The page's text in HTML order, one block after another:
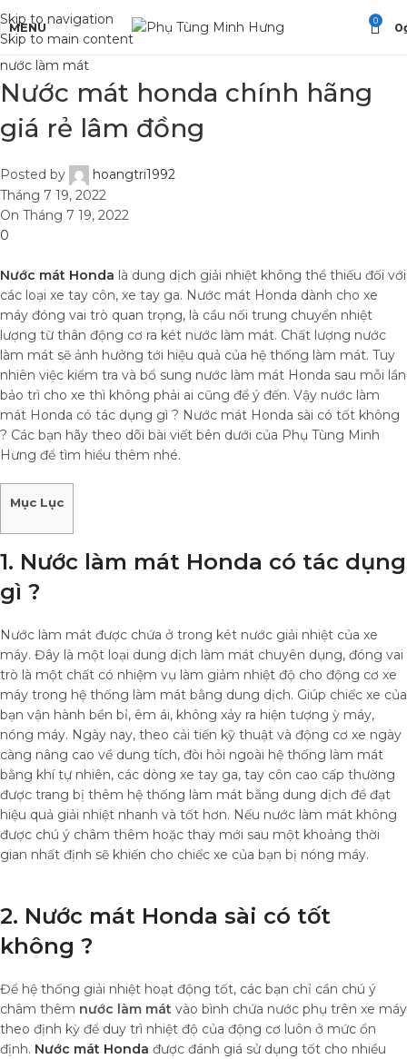
Skip to navigation
Skip to main content
MENU 0 0
nước làm mát
Nước mát honda chính hãng
giá rẻ lâm đồng
Posted by
hoangtri1992
Tháng 7 19, 2022
On Tháng 7 19, 2022
0
Nước mát Honda là dung dịch giải nhiệt không thể thiếu đối với
các loại xe tay côn, xe tay ga. Nước mát Honda dành cho xe
máy đóng vai trò quan trọng, là cầu nối trung chuyển nhiệt
lượng từ thân động cơ ra két nước làm mát. Chất lượng nước
làm mát sẽ ảnh hưởng tới hiệu quả của hệ thống làm mát. Tuy
nhiên việc kiểm tra và bổ sung nước làm mát Honda sau mỗi lần
bảo trì cho xe thì không phải ai cũng để ý đến. Vậy nước làm
mát Honda có tác dụng gì ? Nước mát Honda sài có tốt không
? Các bạn hãy theo dõi bài viết bên dưới của Phụ Tùng Minh
Hưng để tìm hiểu thêm nhé.
Mục Lục
1. Nước làm mát Honda có tác dụng
gì ?
Nước làm mát được chứa ở trong két nước giải nhiệt của xe
máy. Đây là một loại dung dịch làm mát chuyên dụng, đóng vai
trò là một chất có nhiệm vụ làm giảm nhiệt độ cho động cơ xe
máy trong hệ thống làm mát bằng dung dịch. Giúp chiếc xe của
bạn vận hành bền bỉ, êm ái, không xảy ra hiện tượng ỳ máy,
nóng máy. Ngày nay, theo cải tiến kỹ thuật và động cơ xe ngày
càng nâng cao về dung tích, đòi hỏi ngoài hệ thống làm mát
bằng khí tự nhiên, các dòng xe tay ga, tay côn cao cấp thường
được trang bị thêm hệ thống làm mát bằng dung dịch để đạt
hiệu quả giải nhiệt nhanh và tốt hơn. Nếu nước làm mát không
được chú ý châm thêm hoặc thay mới sau một khoảng thời
gian nhất định sẽ khiến cho chiếc xe của bạn bị nóng máy.
2. Nước mát Honda sài có tốt
không ?
Để hệ thống giải nhiệt hoạt động tốt, các bạn chỉ cần chú ý
châm thêm nước làm mát vào bình chứa nước phụ trên xe máy
theo định kỳ để duy trì nhiệt độ của động cơ luôn ở mức ổn
định. Nước mát Honda được đánh giá sử dụng tốt cho nhiều